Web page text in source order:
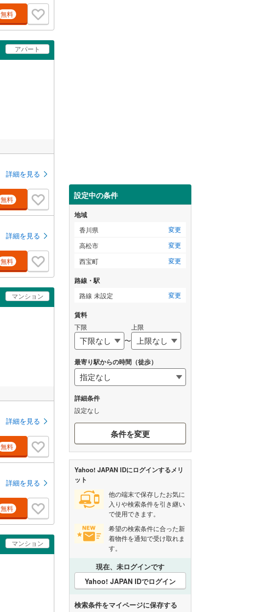
無料
アパート
詳細を見る
無料
詳細を見る
無料
マンション
詳細を見る
無料
詳細を見る
無料
マンション
設定中の条件
地域
香川県
変更
高松市
変更
西宝町
変更
路線・駅
路線 未設定
変更
賃料
下限
〜
上限
最寄り駅からの時間（徒歩）
詳細条件
設定なし
条件を変更
Yahoo! JAPAN IDにログインするメリ
ット
他の端末で保存したお気に
入りや検索条件を引き継い
で使用できます。
希望の検索条件に合った新
着物件を通知で受け取れま
す。
現在、未ログインです
Yahoo! JAPAN IDでログイン
検索条件をマイページに保存する